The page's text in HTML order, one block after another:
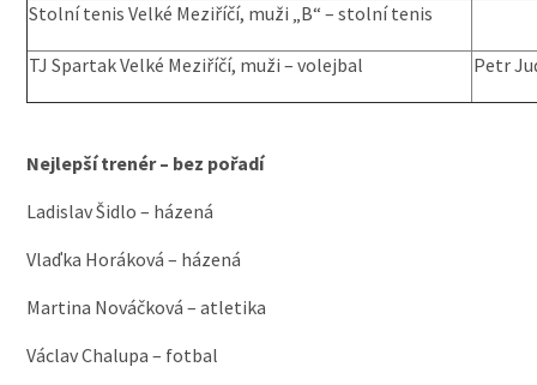
Stolní tenis Velké Meziříčí, muži „B“ – stolní tenis
TJ Spartak Velké Meziříčí, muži – volejbal Petr
Nejlepší trenér – bez pořadí
Ladislav Šidlo – házená
Vlaďka Horáková – házená
Martina Nováčková – atletika
Václav Chalupa – fotbal